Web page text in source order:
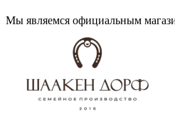
Мы являемся официальным